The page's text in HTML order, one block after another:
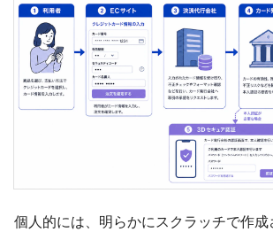
個人的には、明らかにスクラッチで作